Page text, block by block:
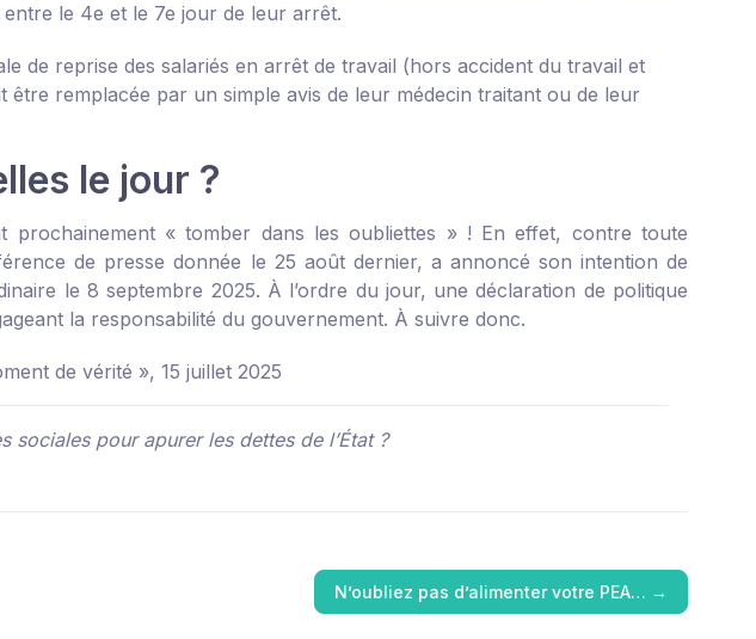
entre le 4e et le 7e jour de leur arrêt.
de reprise des salariés en arrêt de travail (hors accident du travail et
être remplacée par un simple avis de leur médecin traitant ou de leur
le jour ?
prochainement « tomber dans les oubliettes » ! En effet, contre toute
de presse donnée le 25 août dernier, a annoncé son intention de
le 8 septembre 2025. À l’ordre du jour, une déclaration de politique
la responsabilité du gouvernement. À suivre donc.
de vérité », 15 juillet 2025
sociales pour apurer les dettes de l’État ?
N’oubliez pas d’alimenter votre PEA… →